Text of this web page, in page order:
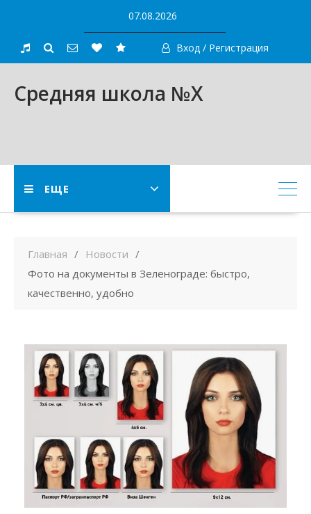
content
07.08.2026
Вход / Регистрация
Средняя школа №X
ЕЩЕ
Главная
Новости
Фото на документы в Зеленограде: быстро,
качественно, удобно